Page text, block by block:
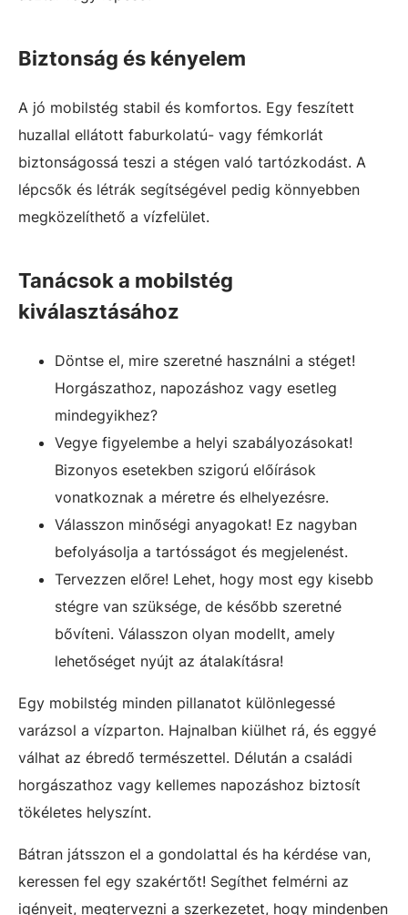
Biztonság és kényelem
A jó mobilstég stabil és komfortos. Egy feszített
huzallal ellátott faburkolatú- vagy fémkorlát
biztonságossá teszi a stégen való tartózkodást. A
lépcsők és létrák segítségével pedig könnyebben
megközelíthető a vízfelület.
Tanácsok a mobilstég
kiválasztásához
Döntse el, mire szeretné használni a stéget!
Horgászathoz, napozáshoz vagy esetleg
mindegyikhez?
Vegye figyelembe a helyi szabályozásokat!
Bizonyos esetekben szigorú előírások
vonatkoznak a méretre és elhelyezésre.
Válasszon minőségi anyagokat! Ez nagyban
befolyásolja a tartósságot és megjelenést.
Tervezzen előre! Lehet, hogy most egy kisebb
stégre van szüksége, de később szeretné
bővíteni. Válasszon olyan modellt, amely
lehetőséget nyújt az átalakításra!
Egy mobilstég minden pillanatot különlegessé
varázsol a vízparton. Hajnalban kiülhet rá, és eggyé
válhat az ébredő természettel. Délután a családi
horgászathoz vagy kellemes napozáshoz biztosít
tökéletes helyszínt.
Bátran játsszon el a gondolattal és ha kérdése van,
keressen fel egy szakértőt! Segíthet felmérni az
igényeit, megtervezni a szerkezetet, hogy mindenben